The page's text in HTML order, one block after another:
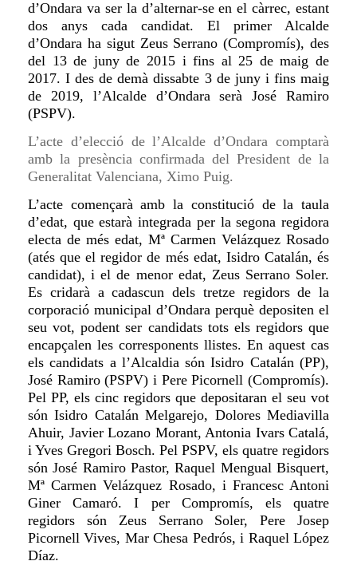
d’Ondara va ser la d’alternar-se en el càrrec, estant
dos anys cada candidat. El primer Alcalde
d’Ondara ha sigut Zeus Serrano (Compromís), des
del 13 de juny de 2015 i fins al 25 de maig de
2017. I des de demà dissabte 3 de juny i fins maig
de 2019, l’Alcalde d’Ondara serà José Ramiro
(PSPV).
L’acte d’elecció de l’Alcalde d’Ondara comptarà
amb la presència confirmada del President de la
Generalitat Valenciana, Ximo Puig.
L’acte començarà amb la constitució de la taula
d’edat, que estarà integrada per la segona regidora
electa de més edat, Mª Carmen Velázquez Rosado
(atés que el regidor de més edat, Isidro Catalán, és
candidat), i el de menor edat, Zeus Serrano Soler.
Es cridarà a cadascun dels tretze regidors de la
corporació municipal d’Ondara perquè depositen el
seu vot, podent ser candidats tots els regidors que
encapçalen les corresponents llistes. En aquest cas
els candidats a l’Alcaldia són Isidro Catalán (PP),
José Ramiro (PSPV) i Pere Picornell (Compromís).
Pel PP, els cinc regidors que depositaran el seu vot
són Isidro Catalán Melgarejo, Dolores Mediavilla
Ahuir, Javier Lozano Morant, Antonia Ivars Catalá,
i Yves Gregori Bosch. Pel PSPV, els quatre regidors
són José Ramiro Pastor, Raquel Mengual Bisquert,
Mª Carmen Velázquez Rosado, i Francesc Antoni
Giner Camaró. I per Compromís, els quatre
regidors són Zeus Serrano Soler, Pere Josep
Picornell Vives, Mar Chesa Pedrós, i Raquel López
Díaz.